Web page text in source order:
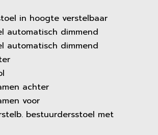
in hoogte verstelbaar
automatisch dimmend
automatisch dimmend
achter
voor
bestuurdersstoel met